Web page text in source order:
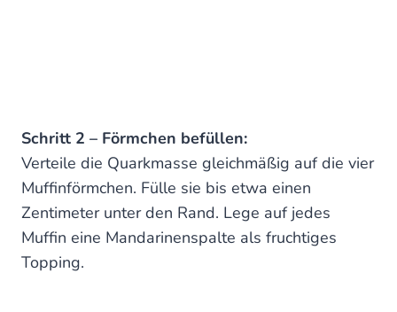
Schritt 2 – Förmchen befüllen:
Verteile die Quarkmasse gleichmäßig auf die vier
Muffinförmchen. Fülle sie bis etwa einen
Zentimeter unter den Rand. Lege auf jedes
Muffin eine Mandarinenspalte als fruchtiges
Topping.